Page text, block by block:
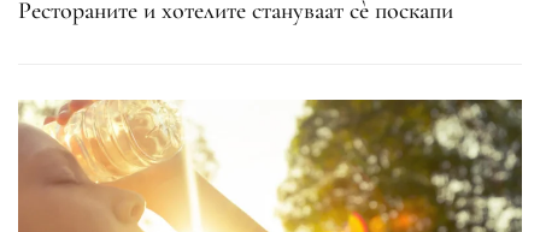
Рестораните и хотелите стануваат сè поскапи